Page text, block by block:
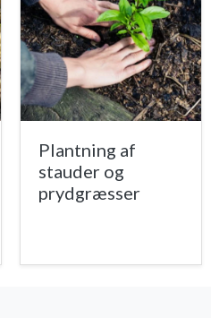
Plantning af
stauder og
prydgræsser